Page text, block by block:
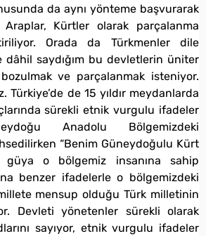
da aynı yönteme başvurarak
Kürtler olarak parçalanma
Orada da Türkmenler dile
dâhil saydığım bu devletlerin üniter
ve parçalanmak isteniyor.
Türkiye’de de 15 yıldır meydanlarda
sürekli etnik vurgulu ifadeler
Anadolu Bölgemizdeki
“Benim Güneydoğulu Kürt
güya o bölgemiz insanına sahip
benzer ifadelerle o bölgemizdeki
mensup olduğu Türk milletinin
Devleti yönetenler sürekli olarak
sayıyor, etnik vurgulu ifadeler